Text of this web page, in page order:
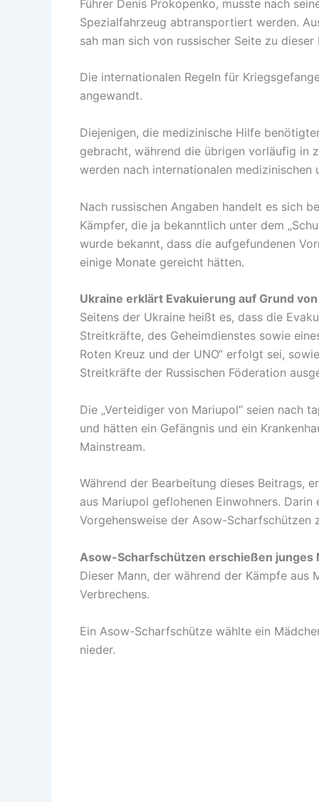
Führer Denis Prokopenko, musste nach
Spezialfahrzeug abtransportiert werden.
sah man sich von russischer Seite zu dieser
Die internationalen Regeln für
angewandt.
Diejenigen, die medizinische Hilfe
gebracht, während die übrigen vorläufig in
werden nach internationalen
Nach russischen Angaben handelt es sich
Kämpfer, die ja bekanntlich unter dem
wurde bekannt, dass die aufgefundenen
einige Monate gereicht hätten.
Ukraine erklärt Evakuierung auf Grund
Seitens der Ukraine heißt es, dass die
Streitkräfte, des Geheimdienstes sowie
Roten Kreuz und der UNO“ erfolgt sei,
Streitkräfte der Russischen Föderation
Die „Verteidiger von Mariupol“ seien nach
und hätten ein Gefängnis und ein
Mainstream.
Während der Bearbeitung dieses Beitrags,
aus Mariupol geflohenen Einwohners.
Vorgehensweise der Asow-Scharfschützen
Asow-Scharfschützen erschießen junges
Dieser Mann, der während der Kämpfe aus
Verbrechens.
Ein Asow-Scharfschütze wählte ein
nieder.